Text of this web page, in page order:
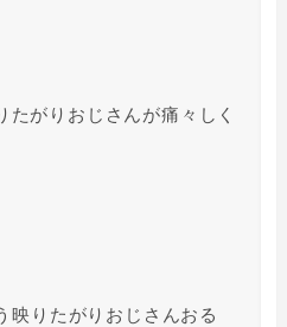
たがりおじさんが痛々しく
映りたがりおじさんおる